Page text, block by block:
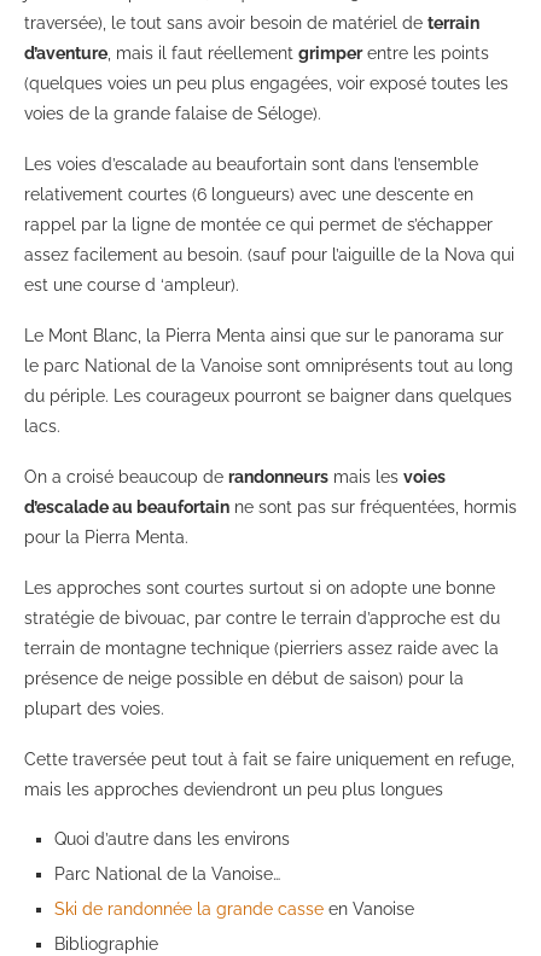
traversée), le tout sans avoir besoin de matériel de terrain
d’aventure, mais il faut réellement grimperentre les points
(quelques voies un peu plus engagées, voir exposé toutes les
voies de la grande falaise de Séloge).
Les voies d’escalade au beaufortain sont dans l’ensemble
relativement courtes (6 longueurs) avec une descente en
rappel par la ligne de montée ce qui permet de s’échapper
assez facilement au besoin. (sauf pour l’aiguille de la Nova qui
est une course d ‘ampleur).
Le Mont Blanc, la Pierra Menta ainsi que sur le panorama sur
le parc National de la Vanoise sont omniprésents tout au long
du périple. Les courageux pourront se baigner dans quelques
lacs.
On a croisé beaucoup de randonneurs mais les voies
d’escalade au beaufortain ne sont pas sur fréquentées, hormis
pour la Pierra Menta.
Les approches sont courtes surtout si on adopte une bonne
stratégie de bivouac, par contre le terrain d’approche est du
terrain de montagne technique (pierriers assez raide avec la
présence de neige possible en début de saison) pour la
plupart des voies.
Cette traversée peut tout à fait se faire uniquement en refuge,
mais les approches deviendront un peu plus longues
Quoi d’autre dans les environs
Parc National de la Vanoise…
Ski de randonnée la grande casse en Vanoise
Bibliographie